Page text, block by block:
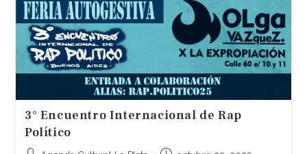
3° Encuentro Internacional de Rap
Político